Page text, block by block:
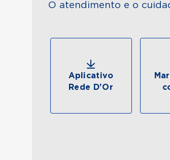
O atendimento e o
Aplicativo
Rede D'Or